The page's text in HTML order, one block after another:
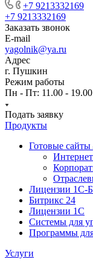
+7 9213332169
+7 9213332169
Заказать звонок
E-mail
yagolnik@ya.ru
Адрес
г. Пушкин
Режим работы
Пн - Пт: 11.00 - 19.00
Подать заявку
Продукты
Готовые сайты
Лицензии 1С-
Битрикс 24
Лицензии 1С
Системы для
Программы для
Услуги